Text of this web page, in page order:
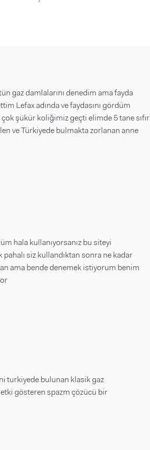
gaz damlalarını denedim ama fayda
Lefax adında ve faydasını gördüm
şükür koliğimiz geçti elimde 5 tane sıfır
ve Türkiyede bulmakta zorlanan anne
hala kullanıyorsanız bu siteyi
pahalı siz kullandıktan sonra ne kadar
ama bende denemek istiyorum benim
turkiyede bulunan klasik gaz
gösteren spazm çözücü bir